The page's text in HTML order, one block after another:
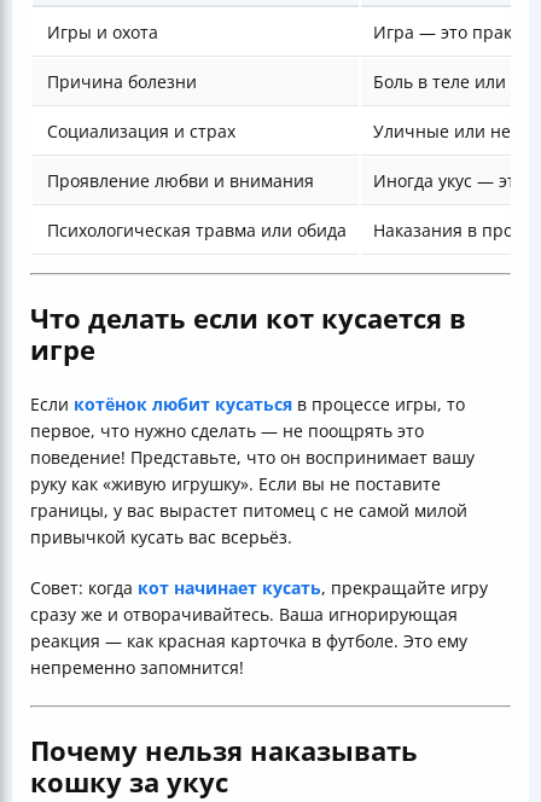
Игры и охота Игра — это
Причина болезни Боль в теле или
Социализация и страх Уличные или
Проявление любви и внимания Иногда укус — это
Психологическая травма или обида Наказания в
Что делать если кот кусается в
игре
Если котёнок любит кусаться в процессе игры, то
первое, что нужно сделать — не поощрять это
поведение! Представьте, что он воспринимает вашу
руку как «живую игрушку». Если вы не поставите
границы, у вас вырастет питомец с не самой милой
привычкой кусать вас всерьёз.
Совет: когда кот начинает кусать, прекращайте игру
сразу же и отворачивайтесь. Ваша игнорирующая
реакция — как красная карточка в футболе. Это ему
непременно запомнится!
Почему нельзя наказывать
кошку за укус